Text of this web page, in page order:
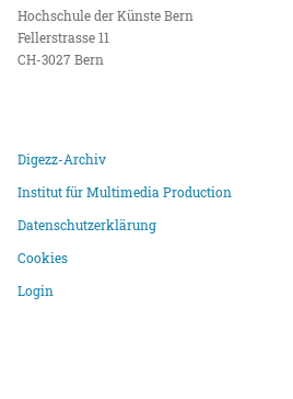
Hochschule der Künste Bern
Fellerstrasse 11
CH-3027 Bern
Digezz-Archiv
Institut für Multimedia Production
Datenschutzerklärung
Cookies
Login